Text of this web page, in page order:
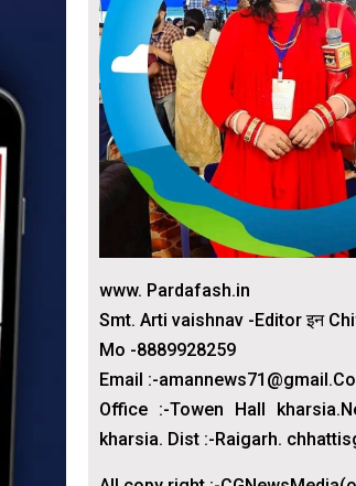
www. Pardafash.in
Smt. Arti vaishnav -Editor इन
Mo -8889928259
Email :-
Office :-Towen Hall
kharsia. Dist :-Raigarh.